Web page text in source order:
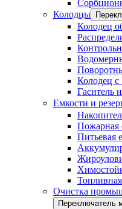
Колодцы
Колодец
Колодец с
Гаситель
Емкости и
Пожарная
Питьевая
Очистка
Переключатель